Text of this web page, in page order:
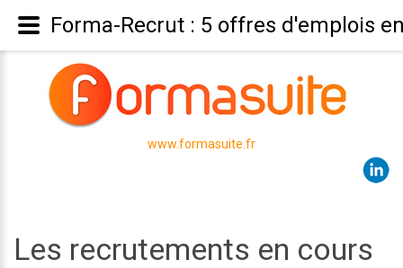
www.formasuite.fr
Les recrutements en cours
Forma-Recrut : 5 offres d'emplois